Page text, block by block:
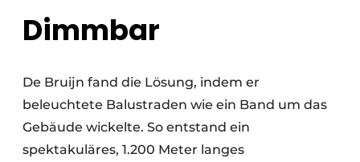
Dimmbar
De Bruijn fand die Lösung, indem er
beleuchtete Balustraden wie ein Band um das
Gebäude wickelte. So entstand ein
spektakuläres, 1.200 Meter langes